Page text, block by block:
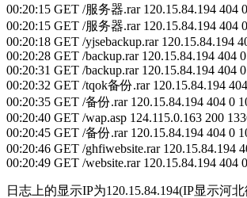
00:20:15 GET /服务器.rar 120.15.84.194 404
00:20:15 GET /服务器.rar 120.15.84.194 404
00:20:18 GET /yjsebackup.rar 120.15.84.194
00:20:28 GET /backup.rar 120.15.84.194 404
00:20:31 GET /backup.rar 120.15.84.194 404
00:20:32 GET /tqok备份.rar 120.15.84.194
00:20:35 GET /备份.rar 120.15.84.194 404 0
00:20:40 GET /wap.asp 124.115.0.163 200
00:20:45 GET /备份.rar 120.15.84.194 404 0
00:20:46 GET /ghfiwebsite.rar 120.15.84.194
00:20:49 GET /website.rar 120.15.84.194 404
日志上的显示IP为120.15.84.194(IP显示河